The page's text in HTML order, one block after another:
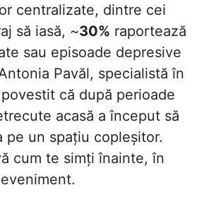
centralizate, dintre cei
să iasă, ~30% raportează
sau episoade depresive
Pavăl, specialistă în
că după perioade
acasă a început să
pe un spațiu copleșitor.
cum te simți înainte, în